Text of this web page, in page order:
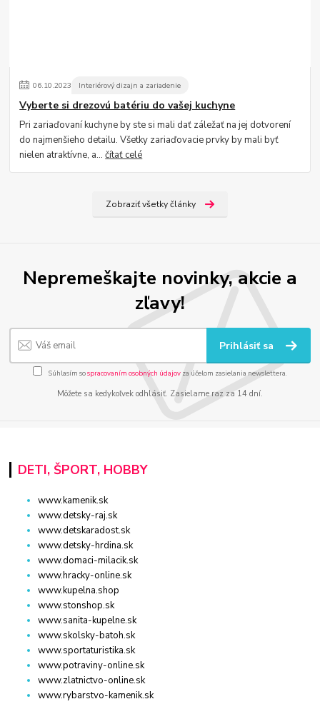
06.10.2023 Interiérový dizajn a zariadenie
Vyberte si drezovú batériu do vašej kuchyne
Pri zariaďovaní kuchyne by ste si mali dať záležať na jej dotvorení
do najmenšieho detailu. Všetky zariaďovacie prvky by mali byť
nielen atraktívne, a...čítať celé
Zobraziť všetky články
Nepremeškajte novinky, akcie a
zľavy!
Prihlásiť sa
Súhlasím sospracovaním osobných údajov za účelom zasielania newslettera.
Môžete sa kedykoľvek odhlásiť. Zasielame raz za 14 dní.
DETI, ŠPORT, HOBBY
www.kamenik.sk
www.detsky-raj.sk
www.detskaradost.sk
www.detsky-hrdina.sk
www.domaci-milacik.sk
www.hracky-online.sk
www.kupelna.shop
www.stonshop.sk
www.sanita-kupelne.sk
www.skolsky-batoh.sk
www.sportaturistika.sk
www.potraviny-online.sk
www.zlatnictvo-online.sk
www.rybarstvo-kamenik.sk